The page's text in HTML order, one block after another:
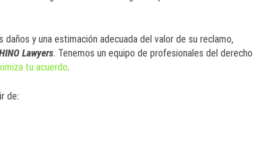
y una estimación adecuada del valor de su reclamo,
Lawyers. Tenemos un equipo de profesionales del derecho
tu acuerdo.
de: